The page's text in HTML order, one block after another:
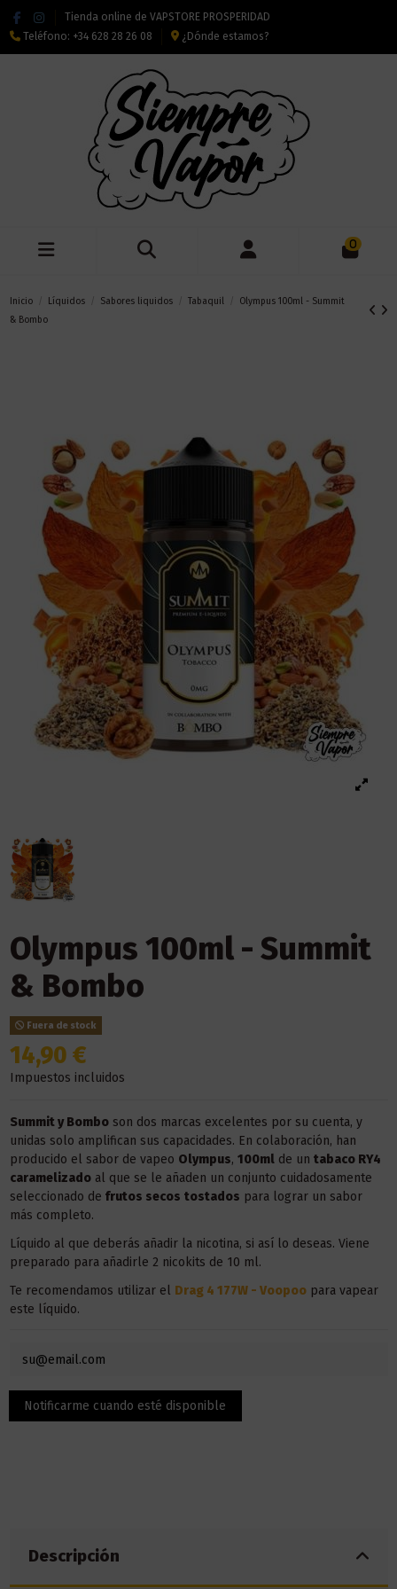
Tienda online de VAPSTORE PROSPERIDAD
Teléfono: +34 628 28 26 08 ¿Dónde estamos?
0
Inicio Líquidos Sabores liquidos Tabaquil
Olympus 100ml - Summit
& Bombo
Olympus 100ml - Summit
& Bombo
Fuera de stock
14,90 €
Impuestos incluidos
Summit y Bomboson dos marcas excelentes por su cuenta, y
unidas solo amplifican sus capacidades. En colaboración, han
producido el sabor de vapeo Olympus, 100mlde un tabaco RY4
caramelizadoal que se le añaden un conjunto cuidadosamente
seleccionado de frutos secos tostados para lograr un sabor
más completo.
Líquido al que deberás añadir la nicotina, si así lo deseas. Viene
preparado para añadirle 2 nicokits de 10 ml.
Te recomendamos utilizar el Drag 4 177W - Voopoopara vapear
este líquido.
Descripción